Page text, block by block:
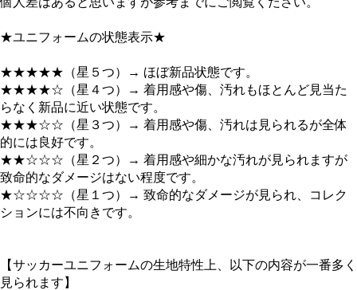
★ユニフォームの状態表示★
★★★★★（星５つ）→ ほぼ新品状態です。
★★★★☆（星４つ）→ 着用感や傷、汚れもほとんど見当た
らなく新品に近い状態です。
★★★☆☆（星３つ）→ 着用感や傷、汚れは見られるが全体
的には良好です。
★★☆☆☆（星２つ）→ 着用感や細かな汚れが見られますが
致命的なダメージはない程度です。
★☆☆☆☆（星１つ）→ 致命的なダメージが見られ、コレク
ションには不向きです。
【サッカーユニフォームの生地特性上、以下の内容が一番多く
見られます】